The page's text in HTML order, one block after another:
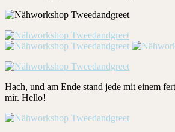
Hach, und am Ende stand jede mit einem
mir. Hello!